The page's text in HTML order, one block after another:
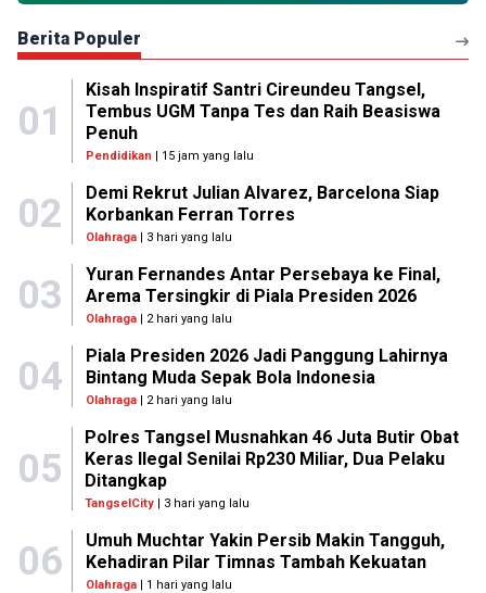
Berita Populer
01
Kisah Inspiratif Santri Cireundeu Tangsel,
Tembus UGM Tanpa Tes dan Raih Beasiswa
Penuh
Pendidikan | 15 jam yang lalu
02
Demi Rekrut Julian Alvarez, Barcelona Siap
Korbankan Ferran Torres
Olahraga| 3 hari yang lalu
03
Yuran Fernandes Antar Persebaya ke Final,
Arema Tersingkir di Piala Presiden 2026
Olahraga| 2 hari yang lalu
04
Piala Presiden 2026 Jadi Panggung Lahirnya
Bintang Muda Sepak Bola Indonesia
Olahraga| 2 hari yang lalu
05
Polres Tangsel Musnahkan 46 Juta Butir Obat
Keras Ilegal Senilai Rp230 Miliar, Dua Pelaku
Ditangkap
TangselCity | 3 hari yang lalu
06
Umuh Muchtar Yakin Persib Makin Tangguh,
Kehadiran Pilar Timnas Tambah Kekuatan
Olahraga| 1 hari yang lalu